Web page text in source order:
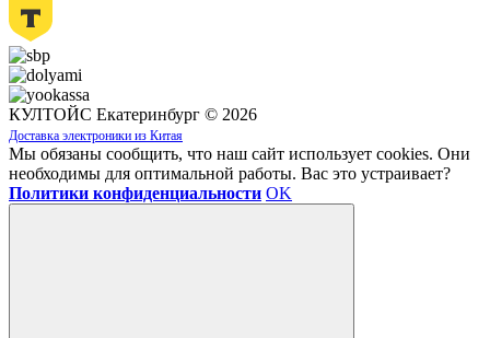
КУЛТОЙС Екатеринбург © 2026
Доставка электроники из Китая
Мы обязаны сообщить, что наш сайт использует cookies. Они
необходимы для оптимальной работы. Вас это устраивает?
Политики конфиденциальности OK